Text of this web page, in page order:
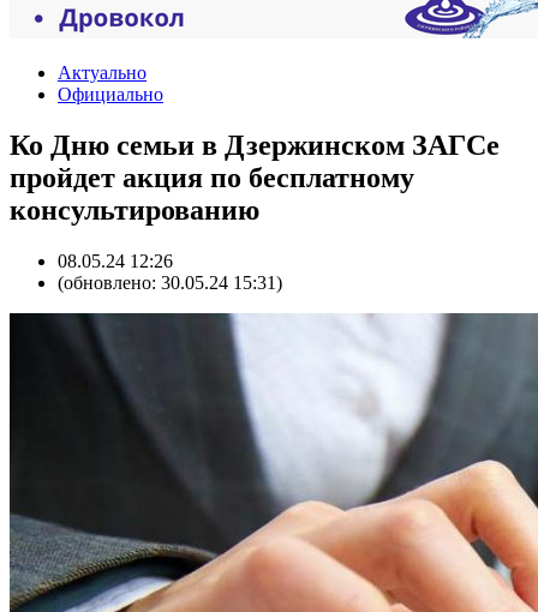
Актуально
Официально
Ко Дню семьи в Дзержинском ЗАГСе
пройдет акция по бесплатному
консультированию
08.05.24 12:26
(обновлено: 30.05.24 15:31)